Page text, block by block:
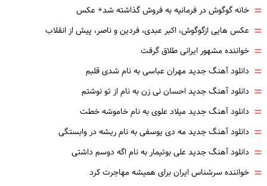
= خانه گوگوش در فرمانیه به فروش گذاشته شد+ عکس
= عکس هایی ازگوگوش، اکبر عبدی، فردین و ناصر، پیش از انقلاب
= خواننده مشهور ایرانی طلاق گرفت
= دانلود آهنگ جدید مهران عباسی به نام شدی قلبم
= دانلود آهنگ جدید احسان نی زن به نام از تو نوشتم
= دانلود آهنگ جدید میلاد علوی به نام خاموشه خطت
= دانلود آهنگ جدید مه دی یوسفی به نام ریشه در وابستگی
= دانلود آهنگ جدید علی بوتیمار به نام اگه دوسم داشتی
= خواننده سرشناس ایران برای همیشه مهاجرت کرد